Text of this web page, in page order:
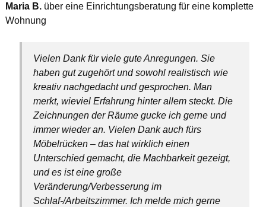
Maria B. über eine Einrichtungsberatung für eine komplette
Wohnung
Vielen Dank für viele gute Anregungen. Sie
haben gut zugehört und sowohl realistisch wie
kreativ nachgedacht und gesprochen. Man
merkt, wieviel Erfahrung hinter allem steckt. Die
Zeichnungen der Räume gucke ich gerne und
immer wieder an. Vielen Dank auch fürs
Möbelrücken – das hat wirklich einen
Unterschied gemacht, die Machbarkeit gezeigt,
und es ist eine große
Veränderung/Verbesserung im
Schlaf-/Arbeitszimmer. Ich melde mich gerne